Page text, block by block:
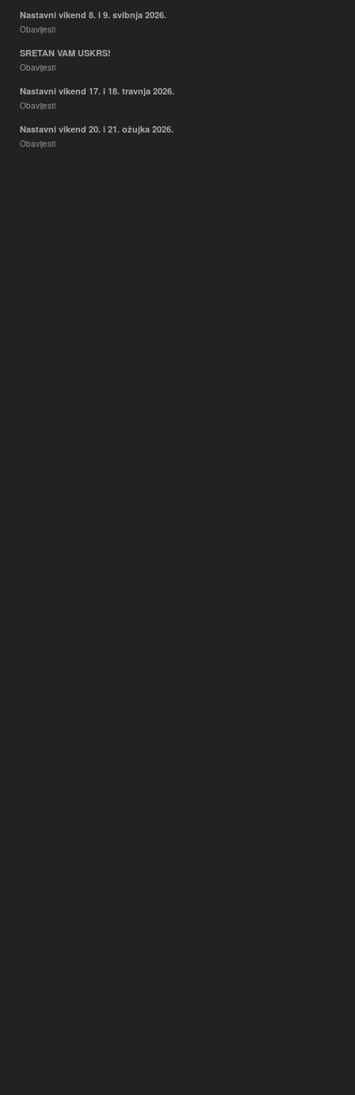
Nastavni vikend 8. i 9. svibnja 2026.
Obavijesti
SRETAN VAM USKRS!
Obavijesti
Nastavni vikend 17. i 18. travnja 2026.
Obavijesti
Nastavni vikend 20. i 21. ožujka 2026.
Obavijesti